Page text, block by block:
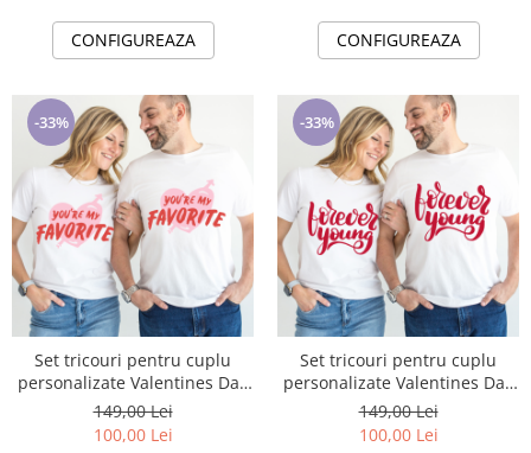
CONFIGUREAZA CONFIGUREAZA
-33%
Set tricouri pentru cuplu
personalizate Valentines Day
VD2411 Youare my favorite
149,00 Lei
100,00 Lei
-33%
Set tricouri pentru cuplu
personalizate Valentines Day
VD2412 Forever Young
149,00 Lei
100,00 Lei